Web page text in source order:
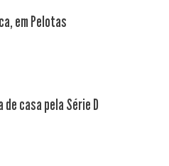
em Pelotas
casa pela Série D